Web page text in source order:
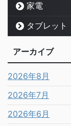
家電
タブレット
アーカイブ
2026年8月
2026年7月
2026年6月